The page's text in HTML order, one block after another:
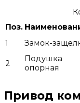
Поз.
1
Замок-
2
Подушка
опорная
Привод